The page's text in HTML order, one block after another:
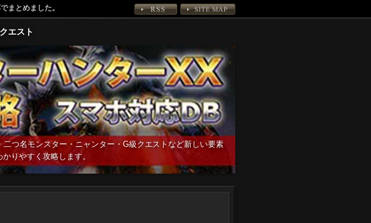
まとめました。
エスト
つ名モンスター・ニャンター・G級クエストなど新しい要素
りやすく攻略します。